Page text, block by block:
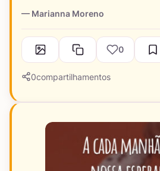
Marianna Moreno
0
0compartilhamentos